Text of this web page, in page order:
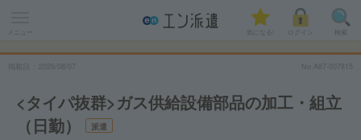
メニュー 気になる! 検索
No.A87-007815
<タイパ抜群>ガス供給設備部品の加工・組立
（日勤）
派遣